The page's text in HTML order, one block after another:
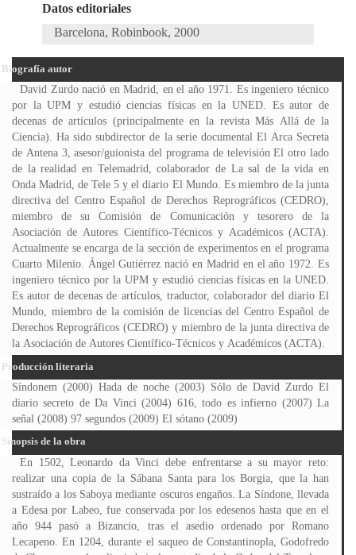
Datos editoriales
Barcelona, Robinbook, 2000
Biografía autor
David Zurdo nació en Madrid, en el año 1971. Es ingeniero técnico
por la UPM y estudió ciencias físicas en la UNED. Es autor de
decenas de artículos (principalmente en la revista Más Allá de la
Ciencia). Ha sido subdirector de la serie documental El Arca Secreta
de Antena 3, asesor/guionista del programa de televisión El otro lado
de la realidad en Telemadrid, colaborador de La sal de la vida en
Onda Madrid, de Tele 5 y el diario El Mundo. Es miembro de la junta
directiva del Centro Español de Derechos Reprográficos (CEDRO),
miembro de su Comisión de Comunicación y tesorero de la
Asociación de Autores Científico-Técnicos y Académicos (ACTA).
Actualmente se encarga de la sección de experimentos en el programa
Cuarto Milenio. Ángel Gutiérrez nació en Madrid en el año 1972. Es
ingeniero técnico por la UPM y estudió ciencias físicas en la UNED.
Es autor de decenas de artículos, traductor, colaborador del diario El
Mundo, miembro de la comisión de licencias del Centro Español de
Derechos Reprográficos (CEDRO) y miembro de la junta directiva de
la Asociación de Autores Científico-Técnicos y Académicos (ACTA).
Producción literaria
Síndonem (2000) Hada de noche (2003) Sólo de David Zurdo El
diario secreto de Da Vinci (2004) 616, todo es infierno (2007) La
señal (2008) 97 segundos (2009) El sótano (2009)
Sinopsis de la obra
En 1502, Leonardo da Vinci debe enfrentarse a su mayor reto:
realizar una copia de la Sábana Santa para los Borgia, que la han
sustraído a los Saboya mediante oscuros engaños. La Síndone, llevada
a Edesa por Labeo, fue conservada por los edesenos hasta que en el
año 944 pasó a Bizancio, tras el asedio ordenado por Romano
Lecapeno. En 1204, durante el saqueo de Constantinopla, Godofredo